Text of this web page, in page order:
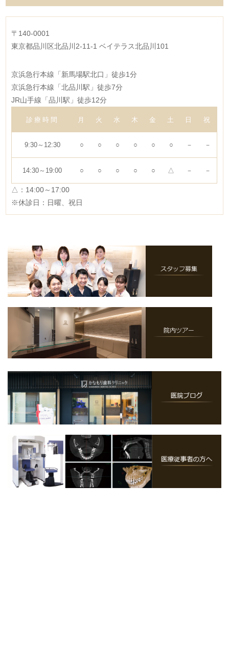
〒140-0001
東京都品川区北品川2-11-1 ベイテラス北品川101
京浜急行本線「新馬場駅北口」徒歩1分
京浜急行本線「北品川駅」徒歩7分
JR山手線「品川駅」徒歩12分
診療時間 月 火 水 木 金 土 日 祝
9:30～12:30 ○ ○ ○ ○ ○ ○ － －
14:30～19:00 ○ ○ ○ ○ ○ △ － －
△：14:00～17:00
※休診日：日曜、祝日